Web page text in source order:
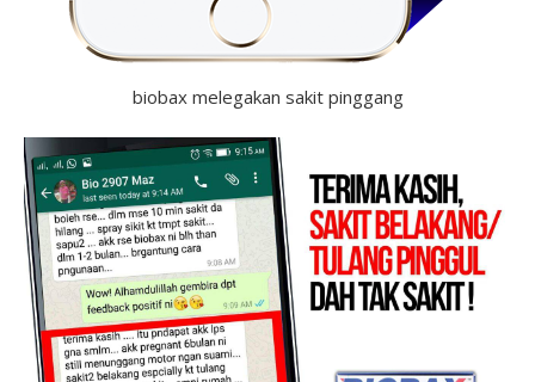
biobax melegakan sakit pinggang